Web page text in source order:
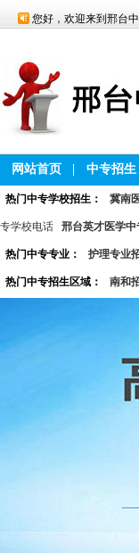
您好，欢迎来到邢台
网站首页 中专招生
热门中专学校招生： 冀南
专学校电话 邢台英才医学中
热门中专专业： 护理专业
热门中专招生区域： 南和